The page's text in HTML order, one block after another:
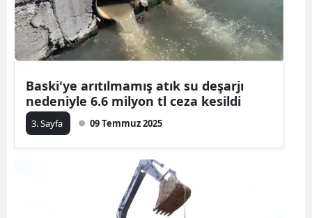
Baski'ye arıtılmamış atık su deşarjı
nedeniyle 6.6 milyon tl ceza kesildi
3. Sayfa 09 Temmuz 2025